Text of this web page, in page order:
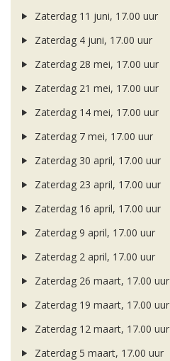
Zaterdag 11 juni, 17.00 uur
Zaterdag 4 juni, 17.00 uur
Zaterdag 28 mei, 17.00 uur
Zaterdag 21 mei, 17.00 uur
Zaterdag 14 mei, 17.00 uur
Zaterdag 7 mei, 17.00 uur
Zaterdag 30 april, 17.00 uur
Zaterdag 23 april, 17.00 uur
Zaterdag 16 april, 17.00 uur
Zaterdag 9 april, 17.00 uur
Zaterdag 2 april, 17.00 uur
Zaterdag 26 maart, 17.00 uur
Zaterdag 19 maart, 17.00 uur
Zaterdag 12 maart, 17.00 uur
Zaterdag 5 maart, 17.00 uur